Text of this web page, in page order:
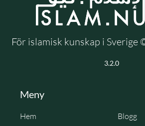
För islamisk kunskap i Sverige
3.2.0
Meny
Hem
Blogg